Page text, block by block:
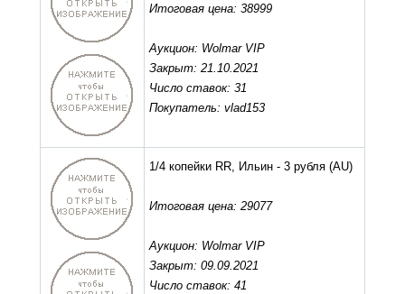
Итоговая цена: 38999
Аукцион: Wolmar VIP
Закрыт: 21.10.2021
Число ставок: 31
Покупатель: vlad153
1/4 копейки RR, Ильин - 3 рубля (AU)
Итоговая цена: 29077
Аукцион: Wolmar VIP
Закрыт: 09.09.2021
Число ставок: 41